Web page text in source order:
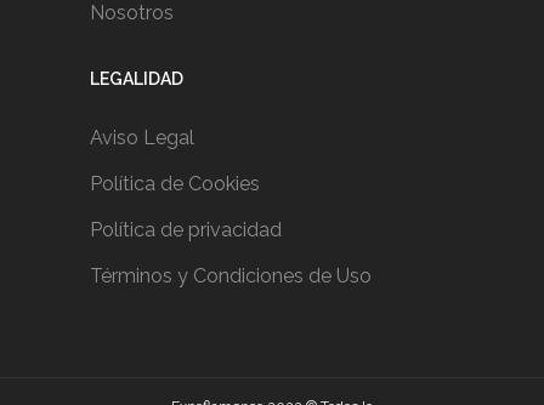
Nosotros
LEGALIDAD
Aviso Legal
Política de Cookies
Política de privacidad
Términos y Condiciones de Uso